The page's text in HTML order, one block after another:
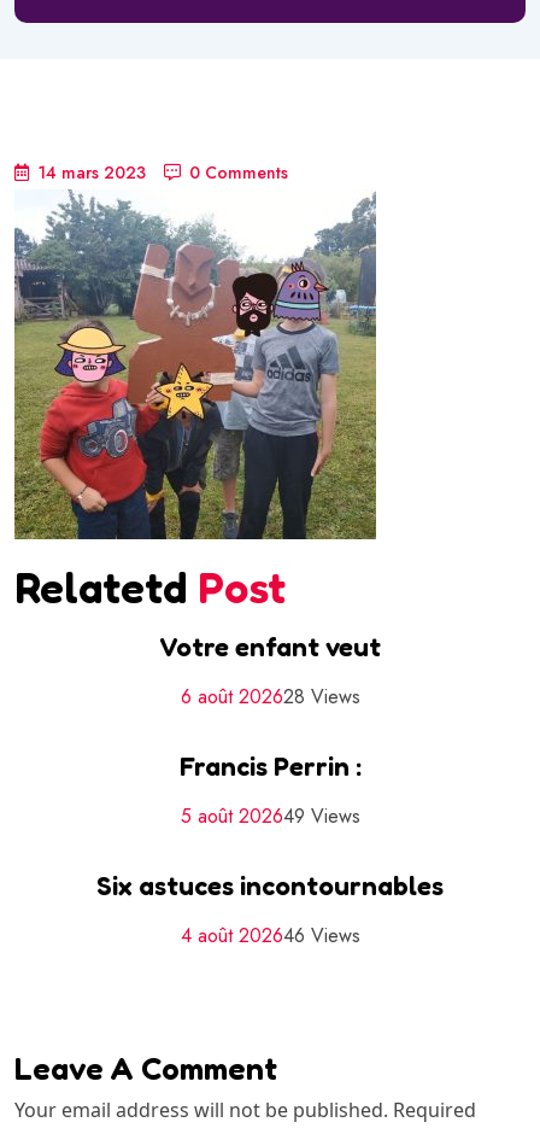
14 mars 2023 0 Comments
Relatetd Post
Votre enfant veut
6 août 202628 Views
Francis Perrin :
5 août 202649 Views
Six astuces incontournables
4 août 202646 Views
Leave A Comment
Your email address will not be published. Required